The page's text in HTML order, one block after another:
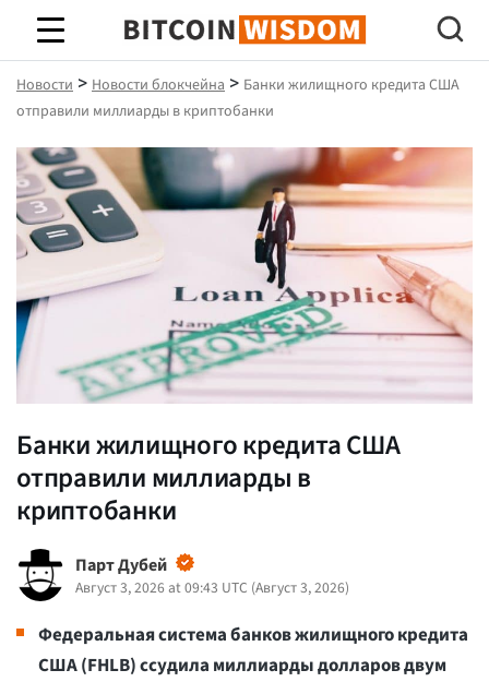
Биткойн Мудрость
Новости > Новости блокчейна > Банки жилищного кредита США
отправили миллиарды в криптобанки
Банки жилищного кредита США
отправили миллиарды в
криптобанки
Парт Дубей
Август 3, 2026 at 09:43 UTC (Август 3, 2026)
Федеральная система банков жилищного кредита
США (FHLB) ссудила миллиарды долларов двум